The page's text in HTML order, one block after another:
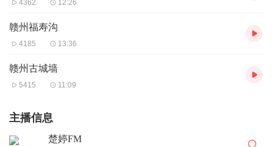
4362 12:26
赣州福寿沟
4185 13:36
赣州古城墙
5415 11:09
主播信息
楚婷FM